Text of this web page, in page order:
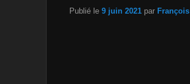
Publié le 9 juin 2021 par François